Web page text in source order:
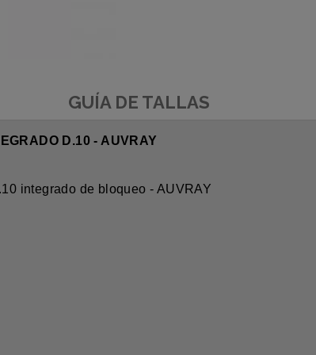
GUÍA DE TALLAS
D.10 - AUVRAY
integrado de bloqueo - AUVRAY